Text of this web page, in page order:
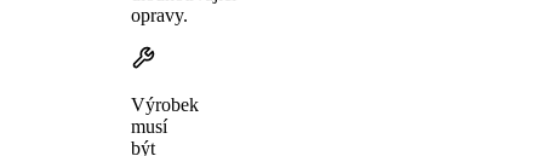
opravy.
Výrobek
musí
být